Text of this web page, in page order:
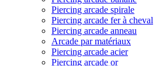
Piercing arcade spirale
Piercing arcade fer à cheval
Piercing arcade anneau
Arcade par matériaux
Piercing arcade acier
Piercing arcade or